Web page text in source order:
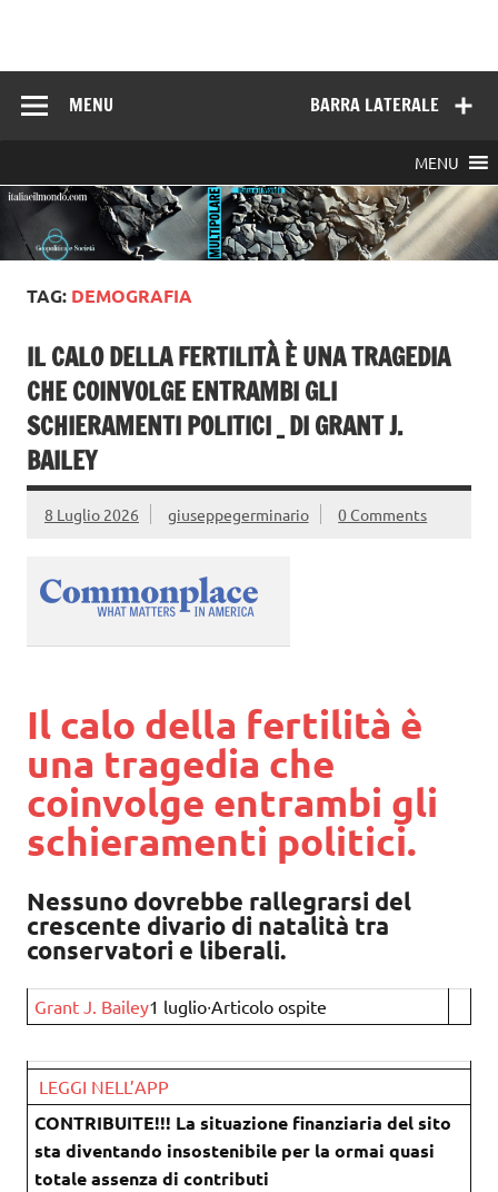
BARRA LATERALE
MENU
MENU
TAG: DEMOGRAFIA
IL CALO DELLA FERTILITÀ È UNA TRAGEDIA
CHE COINVOLGE ENTRAMBI GLI
SCHIERAMENTI POLITICI _ DI GRANT J.
BAILEY
8 Luglio 2026 giuseppegerminario 0 Comments
Il calo della fertilità è
una tragedia che
coinvolge entrambi gli
schieramenti politici.
Nessuno dovrebbe rallegrarsi del
crescente divario di natalità tra
conservatori e liberali.
Grant J. Bailey1 luglio∙Articolo ospite
LEGGI NELL’APP
CONTRIBUITE!!! La situazione finanziaria del sito
sta diventando insostenibile per la ormai quasi
totale assenza di contributi